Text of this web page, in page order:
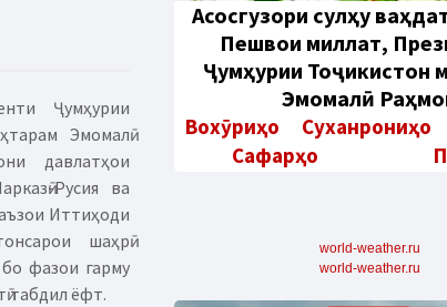
Ҷумҳурии
Эмомалӣ
давлатҳои
Русия ва
Иттиҳоди
шаҳрӣ
фазои гарму
табдил ёфт.
Aсосгузори сулҳу
Пешвои миллат,
Ҷумҳурии Тоҷикистон
Эмомалӣ
Вохӯриҳо Суханрониҳо
Сафарҳо
world-weather.ru
world-weather.ru